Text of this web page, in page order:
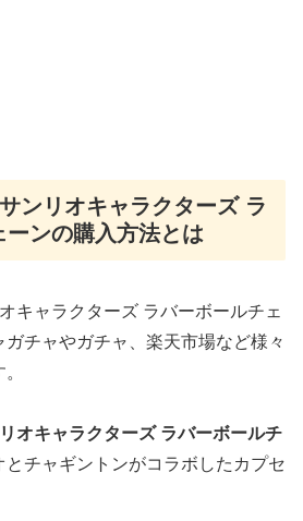
ンリオキャラクターズ ラ
ンの購入方法とは
キャラクターズ ラバーボールチェ
チャやガチャ、楽天市場など様々
オキャラクターズ ラバーボールチ
とチャギントンがコラボしたカプセ